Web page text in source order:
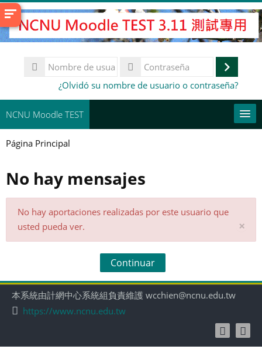
Salta
al
contenido
Nombre
de
Contraseña¿Olvidó su nombre de usuario o contraseña?
NCNU Moodle TEST
常用連結
Español - Internacional ‎(es)‎
Buscar
cursos
Página Principal
No hay mensajes
No hay aportaciones realizadas por este usuario que
usted pueda ver.
×
Continuar
本系統由計網中心系統組負責維護 wcchien@ncnu.edu.tw
https://www.ncnu.edu.tw